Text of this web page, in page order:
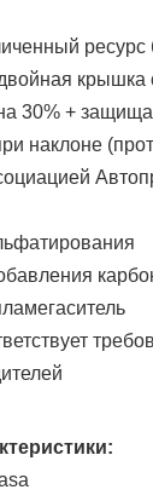
ресурс
крышка
30% +
наклоне